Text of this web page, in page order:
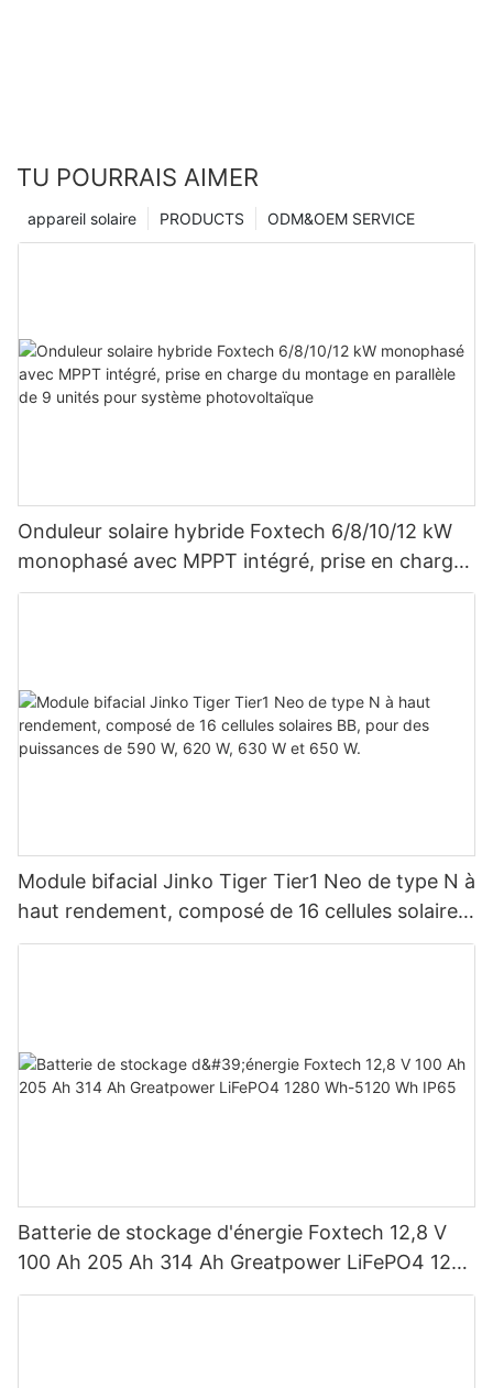
TU POURRAIS AIMER
ODM&OEM SERVICE
PRODUCTS
appareil solaire
Onduleur solaire hybride Foxtech 6/8/10/12 kW
monophasé avec MPPT intégré, prise en charge
du montage en parallèle de 9 unités pour
Module bifacial Jinko Tiger Tier1 Neo de type N à
haut rendement, composé de 16 cellules solaires
BB, pour des puissances de 590 W, 620 W, 630
Batterie de stockage d'énergie Foxtech 12,8 V
100 Ah 205 Ah 314 Ah Greatpower LiFePO4 1280
Wh-5120 Wh IP65